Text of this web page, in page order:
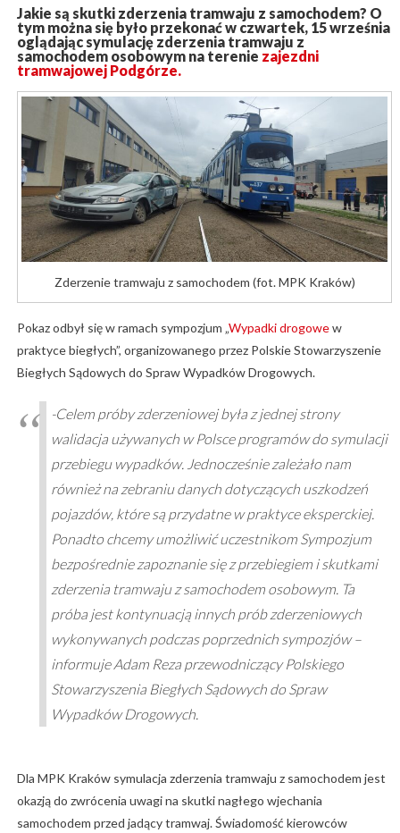
Jakie są skutki zderzenia tramwaju z samochodem? O
tym można się było przekonać w czwartek, 15 września
oglądając symulację zderzenia tramwaju z
samochodem osobowym na terenie zajezdni
tramwajowej Podgórze.
Zderzenie tramwaju z samochodem (fot. MPK Kraków)
Pokaz odbył się w ramach sympozjum „Wypadki drogowew
praktyce biegłych”, organizowanego przez Polskie Stowarzyszenie
Biegłych Sądowych do Spraw Wypadków Drogowych.
-Celem próby zderzeniowej była z jednej strony
walidacja używanych w Polsce programów do symulacji
przebiegu wypadków. Jednocześnie zależało nam
również na zebraniu danych dotyczących uszkodzeń
pojazdów, które są przydatne w praktyce eksperckiej.
Ponadto chcemy umożliwić uczestnikom Sympozjum
bezpośrednie zapoznanie się z przebiegiem i skutkami
zderzenia tramwaju z samochodem osobowym. Ta
próba jest kontynuacją innych prób zderzeniowych
wykonywanych podczas poprzednich sympozjów –
informuje Adam Reza przewodniczący Polskiego
Stowarzyszenia Biegłych Sądowych do Spraw
Wypadków Drogowych.
Dla MPK Kraków symulacja zderzenia tramwaju z samochodem jest
okazją do zwrócenia uwagi na skutki nagłego wjechania
samochodem przed jadący tramwaj. Świadomość kierowców